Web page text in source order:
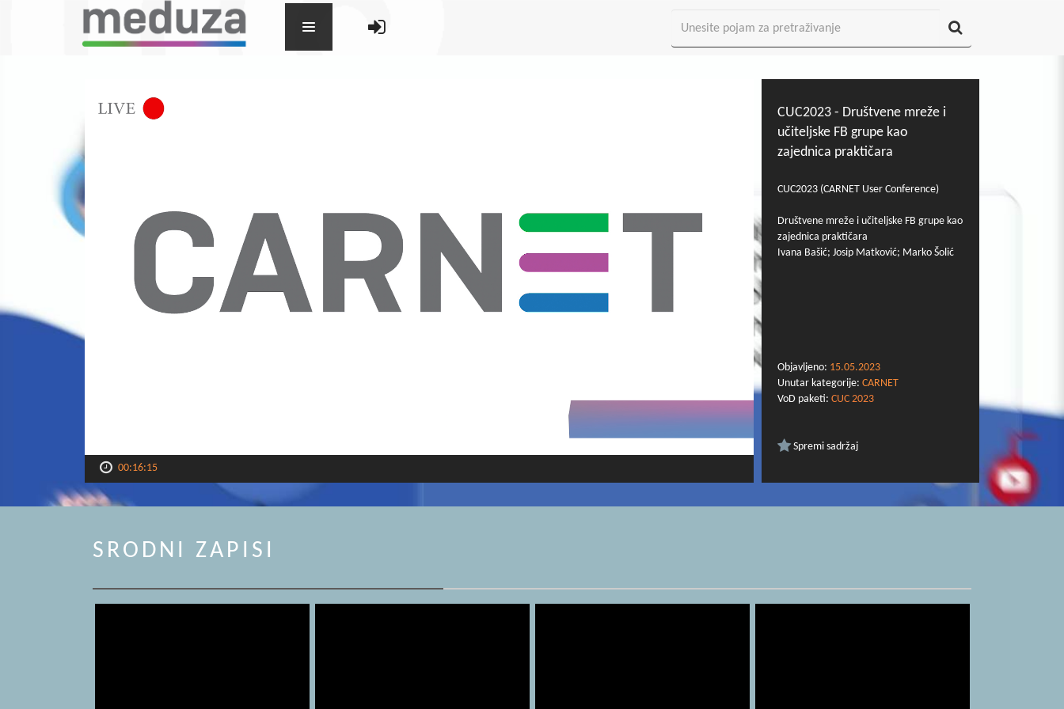
00:16:15
CUC2023 - Društvene mreže i
učiteljske FB grupe kao
zajednica praktičara
CUC2023 (CARNET User Conference)
Društvene mreže i učiteljske FB grupe kao
zajednica praktičara
Ivana Bašić; Josip Matković; Marko Šolić
Objavljeno: 15.05.2023
Unutar kategorije: CARNET
VoD paketi: CUC 2023
Spremi sadržaj
SRODNI ZAPISI